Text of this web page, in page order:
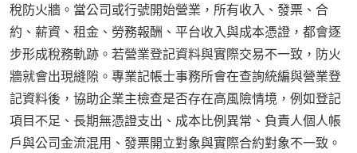
稅防火牆。當公司或行號開始營業，所有收入、發票、合
約、薪資、租金、勞務報酬、平台收入與成本憑證，都會逐
步形成稅務軌跡。若營業登記資料與實際交易不一致，防火
牆就會出現縫隙。專業記帳士事務所會在查詢統編與營業登
記資料後，協助企業主檢查是否存在高風險情境，例如登記
項目不足、長期無憑證支出、成本比例異常、負責人個人帳
戶與公司金流混用、發票開立對象與實際合約對象不一致。